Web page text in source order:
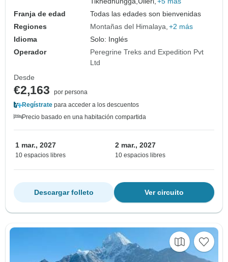
Franja de edad
Todas las edades son bienvenidas
Regiones
Montañas del Himalaya +2 más
Idioma
Solo: Inglés
Operador
Peregrine Treks and Expedition Pvt
Ltd
Desde
€2,163
por persona
Regístrate para acceder a los descuentos
Precio basado en una habitación compartida
1 mar., 2027
10 espacios libres
2 mar., 2027
10 espacios libres
Ver circuito
Descargar folleto